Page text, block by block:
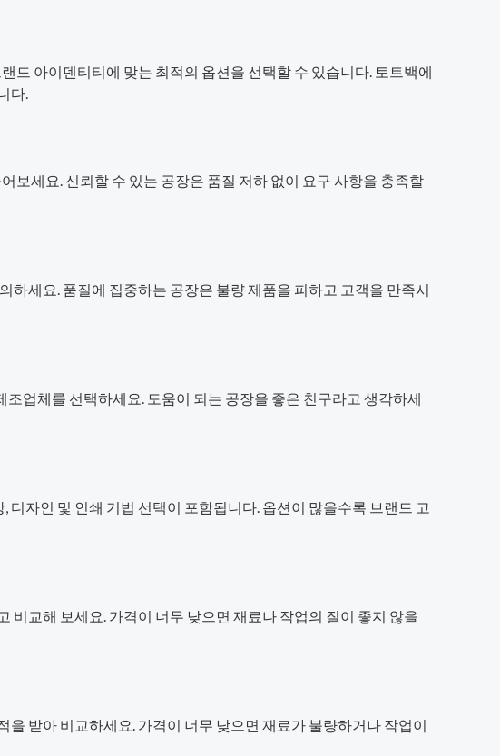
드 아이덴티티에 맞는 최적의 옵션을 선택할 수 있습니다. 토트백에
다.
보세요. 신뢰할 수 있는 공장은 품질 저하 없이 요구 사항을 충족할
하세요. 품질에 집중하는 공장은 불량 제품을 피하고 고객을 만족시
업체를 선택하세요. 도움이 되는 공장을 좋은 친구라고 생각하세
자인 및 인쇄 기법 선택이 포함됩니다. 옵션이 많을수록 브랜드 고
비교해 보세요. 가격이 너무 낮으면 재료나 작업의 질이 좋지 않을
받아 비교하세요. 가격이 너무 낮으면 재료가 불량하거나 작업이